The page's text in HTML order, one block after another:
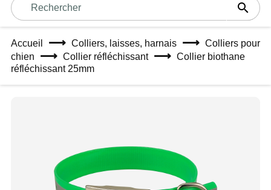

Accueil Colliers, laisses, harnais
Colliers pour
chien
Collier réfléchissant
Collier biothane
réfléchissant 25mm